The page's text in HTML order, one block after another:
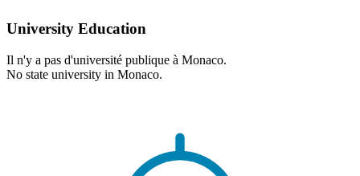
University Education
Il n'y a pas d'université publique à Monaco.
No state university in Monaco.